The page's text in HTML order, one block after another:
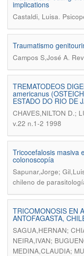
implications
Castaldi, Luisa.
Traumatismo
Campos S,José A.
TREMATODEOS
americanus
ESTADO DO RIO DE
CHAVES,NILTON D.;
v.22 n.1-2 1998
Tricocefalosis masiva
colonoscopía
Sapunar,Jorge;
chileno de
TRICOMONOSIS EN
ANTOFAGASTA,
SAGUA,HERNAN;
NEIRA,IVAN;
MEDINA,CLAUDIA;